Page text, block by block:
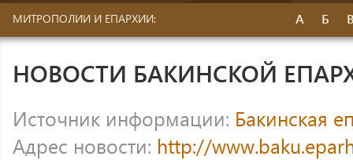
МИТРОПОЛИИ И ЕПАРХИИ: А Б
НОВОСТИ БАКИНСКОЙ
Источник информации: Бакинская
Адрес новости: http://